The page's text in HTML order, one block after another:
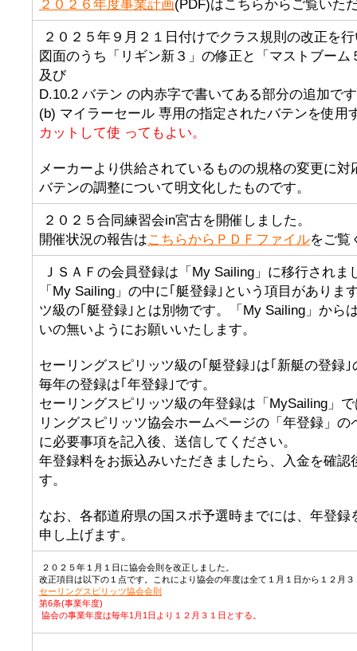
２０２６年度事業計画(PDF)はこちらからご覧いた
２０２５年９月２１日付けでクラス規則の改正を
図面のうち「リギン新３」の修正と「マストブーム
及び
D.10.2 バテン の内赤字で書いてある部分の追加で
(b) マイラーセール 専用の指定されたバテンを使用
カットして使 ってもよい。
メーカーより供給されているものの規格の変更に対
バテンの調整について明文化したものです。
２０２５合同練習会in宮古を開催しました。
開催状況の報告はこちらからＰＤＦファイルをご覧
ＪＳＡＦの会員登録は「My Sailing」に移行されま
「My Sailing」の中に｢艇登録｣という項目がありま
ツ級の｢艇登録｣とは別物です。「My Sailing」から
いの無いようにお願いいたします。
セーリングスピリッツ級の｢艇登録｣は｢新艇の登録
毎年の登録は｢年登録｣です。
セーリングスピリッツ級の年登録は「MySailing」
リングスピリッツ協会ホームページの「年登録」
に必要事項を記入後、送信してください。
年登録料をお振込みいただきましたら、入金を確
す。
なお、各都道府県の国スポ予選時までには、年登
申し上げます。
２０２５年１月１日に協会会則を改正しました。
改正項目は以下の１点です。これにより協会の年度は全て１月１日から１２月
セーリングスピリッツ協会会則
第6条(事業年度)
協会の事業年度は毎年1 月 1 日より１２月３１日とする。